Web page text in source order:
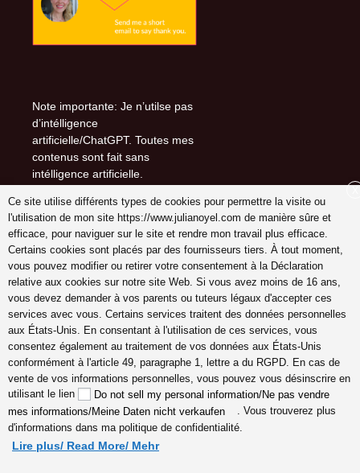
Note importante: Je n’utilse pas
d’intélligence
artificielle/ChatGPT. Toutes mes
contenus sont fait sans
intélligence artificielle.
Suivez-moi sur (-:
youtube
INSTAGRAM
Pinterest
coach en gestion émotions,
communication, relation, amour
véritable Lyon, Cannes, France
en ligne, hypersensible
empathes créatifs, coaching
Ce site utilise différents types de cookies pour permettre la visite ou
l'utilisation de mon site https://www.julianoyel.com de manière sûre et
efficace, pour naviguer sur le site et rendre mon travail plus efficace.
Certains cookies sont placés par des fournisseurs tiers. À tout moment,
vous pouvez modifier ou retirer votre consentement à la Déclaration
relative aux cookies sur notre site Web. Si vous avez moins de 16 ans,
vous devez demander à vos parents ou tuteurs légaux d'accepter ces
services avec vous. Certains services traitent des données personnelles
aux États-Unis. En consentant à l'utilisation de ces services, vous
consentez également au traitement de vos données aux États-Unis
conformément à l'article 49, paragraphe 1, lettre a du RGPD. En cas de
vente de vos informations personnelles, vous pouvez vous désinscrire en
utilisant le lien
Do not sell my personal information/Ne pas vendre
mes informations/Meine Daten nicht verkaufen
. Vous trouverez plus
d'informations dans ma politique de confidentialité.
Lire plus/ Read More/ Mehr